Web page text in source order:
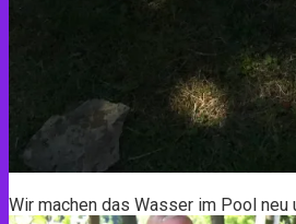
Wir machen das Wasser im Pool neu